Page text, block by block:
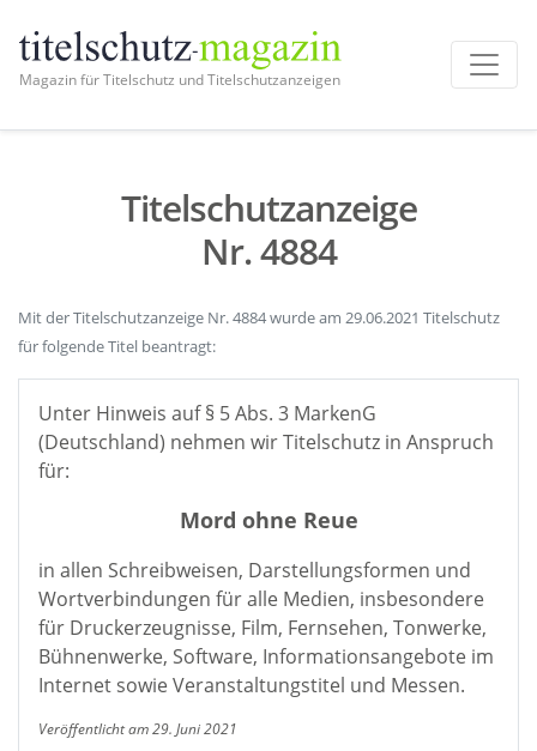
Magazin für Titelschutz und Titelschutzanzeigen
Titelschutzanzeige
Nr. 4884
Mit der Titelschutzanzeige Nr. 4884 wurde am 29.06.2021 Titelschutz
für folgende Titel beantragt:
Unter Hinweis auf § 5 Abs. 3 MarkenG
(Deutschland) nehmen wir Titelschutz in Anspruch
für:
Mord ohne Reue
in allen Schreibweisen, Darstellungsformen und
Wortverbindungen für alle Medien, insbesondere
für Druckerzeugnisse, Film, Fernsehen, Tonwerke,
Bühnenwerke, Software, Informationsangebote im
Internet sowie Veranstaltungstitel und Messen.
Veröffentlicht am 29. Juni 2021